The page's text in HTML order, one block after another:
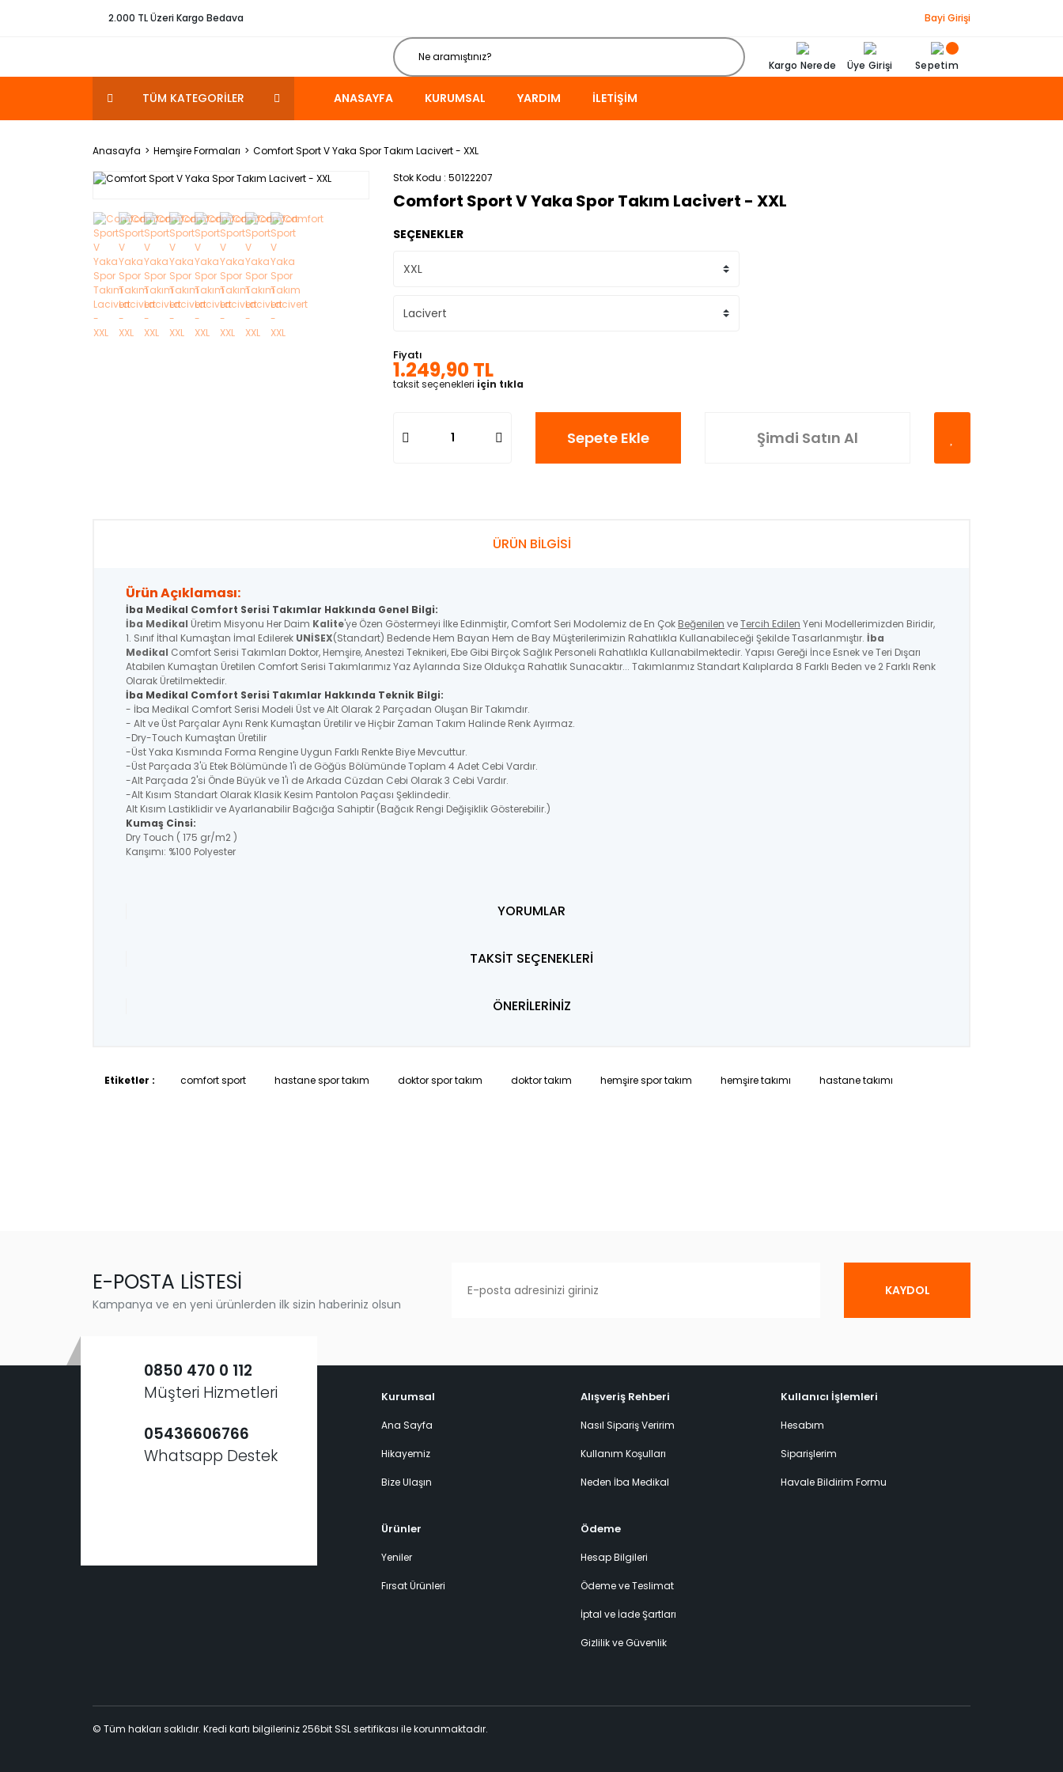
2.000 TL Üzeri Kargo Bedava Bayi Girişi
Kargo Nerede Üye Girişi Sepetim
TÜM KATEGORİLER ANASAYFA KURUMSAL YARDIM İLETIŞIM
Anasayfa Hemşire Formaları
Comfort Sport V Yaka Spor Takım Lacivert - XXL
Stok Kodu 50122207
Comfort Sport V Yaka Spor Takım Lacivert - XXL
SEÇENEKLER
Fiyatı
1.249,90 TL
taksit seçenekleri için tıkla
Sepete Ekle Şimdi Satın Al
ÜRÜN BİLGİSİ
Ürün Açıklaması:
İba Medikal Comfort Serisi Takımlar Hakkında Genel Bilgi:
İba Medikal Üretim Misyonu Her Daim Kalite'ye Özen Göstermeyi İlke Edinmiştir, Comfort Seri Modolemiz de En Çok Beğenilen veTercih Edilen Yeni Modellerimizden Biridir,
1. Sınıf İthal Kumaştan İmal Edilerek UNİSEX(Standart) Bedende Hem Bayan Hem de Bay Müşterilerimizin Rahatlıkla Kullanabileceği Şekilde Tasarlanmıştır. İba
Medikal Comfort Serisi Takımları Doktor, Hemşire, Anestezi Teknikeri, Ebe Gibi Birçok Sağlık Personeli Rahatlıkla Kullanabilmektedir. Yapısı Gereği İnce Esnek ve Teri Dışarı
Atabilen Kumaştan Üretilen Comfort Serisi Takımlarımız Yaz Aylarında Size Oldukça Rahatlık Sunacaktır... Takımlarımız Standart Kalıplarda 8 Farklı Beden ve 2 Farklı Renk
Olarak Üretilmektedir.
İba Medikal Comfort Serisi Takımlar Hakkında Teknik Bilgi:
- İba Medikal Comfort Serisi Modeli Üst ve Alt Olarak 2 Parçadan Oluşan Bir Takımdır.
- Alt ve Üst Parçalar Aynı Renk Kumaştan Üretilir ve Hiçbir Zaman Takım Halinde Renk Ayırmaz.
-Dry-Touch Kumaştan Üretilir
-Üst Yaka Kısmında Forma Rengine Uygun Farklı Renkte Biye Mevcuttur.
-Üst Parçada 3'ü Etek Bölümünde 1'i de Göğüs Bölümünde Toplam 4 Adet Cebi Vardır.
-Alt Parçada 2'si Önde Büyük ve 1'i de Arkada Cüzdan Cebi Olarak 3 Cebi Vardır.
-Alt Kısım Standart Olarak Klasik Kesim Pantolon Paçası Şeklindedir.
Alt Kısım Lastiklidir ve Ayarlanabilir Bağcığa Sahiptir (Bağcık Rengi Değişiklik Gösterebilir.)
Kumaş Cinsi:
Dry Touch ( 175 gr/m2 )
Karışımı: %100 Polyester
YORUMLAR
TAKSİT SEÇENEKLERİ
ÖNERİLERİNİZ
Etiketler : comfort sport hastane spor takım doktor spor takım doktor takım hemşire spor takım hemşire takımı hastane takımı
E-POSTA LİSTESİ
Kampanya ve en yeni ürünlerden ilk sizin haberiniz olsun
KAYDOL
0850 470 0 112
Müşteri Hizmetleri
05436606766
Whatsapp Destek
Kurumsal
Ana Sayfa
Hikayemiz
Bize Ulaşın
Alışveriş Rehberi
Nasıl Sipariş Veririm
Kullanım Koşulları
Neden İba Medikal
Ürünler
Yeniler
Fırsat Ürünleri
Ödeme
Hesap Bilgileri
Ödeme ve Teslimat
İptal ve İade Şartları
Gizlilik ve Güvenlik
Kullanıcı İşlemleri
Hesabım
Siparişlerim
Havale Bildirim Formu
© Tüm hakları saklıdır. Kredi kartı bilgileriniz 256bit SSL sertifikası ile korunmaktadır.